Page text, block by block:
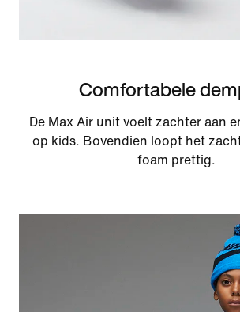
Comfortabele
De Max Air unit voelt zachter aan
op kids. Bovendien loopt het
foam prettig.